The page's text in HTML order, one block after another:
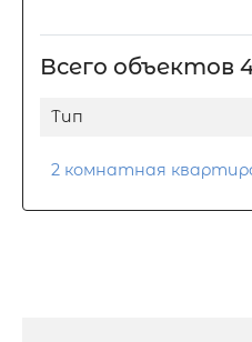
Всего объектов
Тип
2 комнатная